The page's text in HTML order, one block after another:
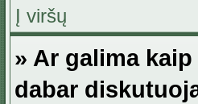
Į viršų
» Ar galima
dabar